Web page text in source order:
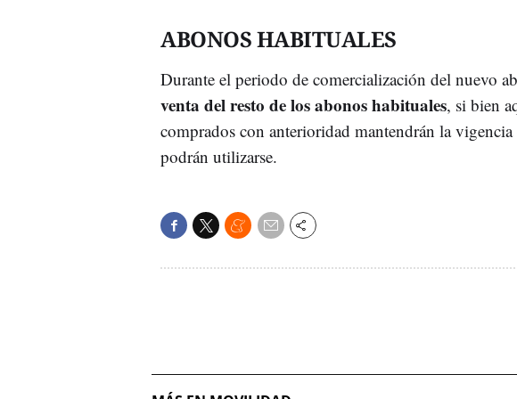
ABONOS HABITUALES
Durante el periodo de comercialización del nuevo
venta del resto de los abonos habituales, si bien
comprados con anterioridad mantendrán la
podrán utilizarse.